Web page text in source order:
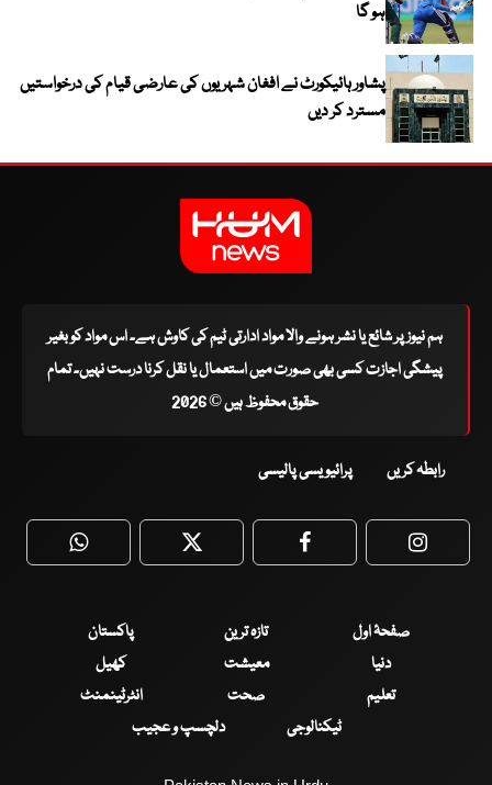
ہو گا
پشاور ہائیکورٹ نے افغان شہریوں کی عارضی قیام کی درخواستیں
مسترد کر دیں
ہم نیوز پر شائع یا نشر ہونے والا مواد ادارتی ٹیم کی کاوش ہے۔ اس مواد کو بغیر
پیشگی اجازت کسی بھی صورت میں استعمال یا نقل کرنا درست نہیں۔ تمام
حقوق محفوظ ہیں © 2026
رابطہ کریں پرائیویسی پالیسی
WhatsApp Twitter Facebook
صفحۂ اول تازہ ترین
پاکستان
دنیا
معیشت
کھیل
تعلیم
صحت
انٹرٹینمنٹ
ٹیکنالوجی
دلچسپ و عجیب